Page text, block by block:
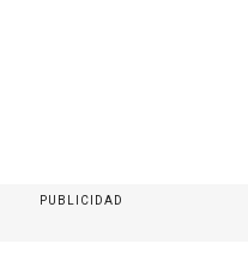
PUBLICIDAD